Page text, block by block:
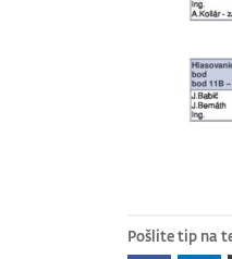
Pošlite tip na